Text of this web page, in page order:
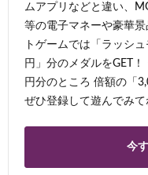
ムアプリなどと違い、
等の電子マネーや豪華
トゲームでは「ラッシ
円」分のメダルをGET
円分のところ 倍額の「
ぜひ登録して遊んでみて
今